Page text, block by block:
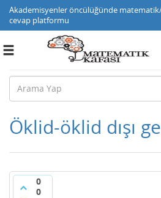
Akademisyenler öncülüğünde
cevap platformu
Toggle
Öklid-öklid dışı
0
0